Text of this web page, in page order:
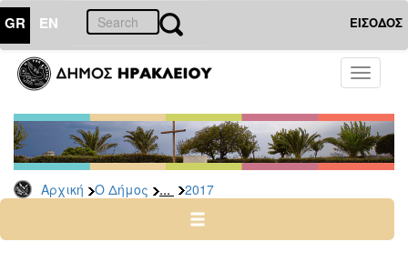
GR EN ΕΙΣΟΔΟΣ
Toggle
Αρχική Ο Δήμος ... 2017
ΔΗΜΟΣ
Δελτία
Τύπου
Αρχείο
2026
2024